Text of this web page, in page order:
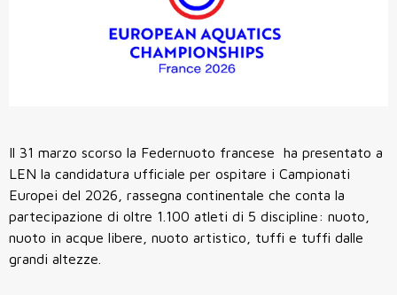
Il 31 marzo scorso la Federnuoto francese ha presentato a
LEN la candidatura ufficiale per ospitare i Campionati
Europei del 2026, rassegna continentale che conta la
partecipazione di oltre 1.100 atleti di 5 discipline: nuoto,
nuoto in acque libere, nuoto artistico, tuffi e tuffi dalle
grandi altezze.